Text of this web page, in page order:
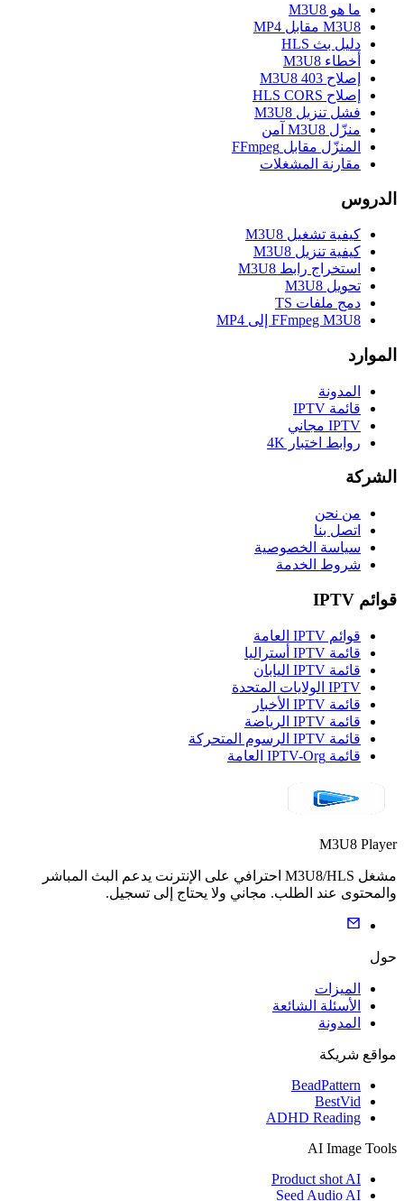
ما هو M3U8
M3U8 مقابل MP4
دليل بث HLS
أخطاء M3U8
إصلاح M3U8 403
إصلاح HLS CORS
فشل تنزيل M3U8
منزّل M3U8 آمن
المنزّل مقابل FFmpeg
مقارنة المشغلات
الدروس
كيفية تشغيل M3U8
كيفية تنزيل M3U8
استخراج رابط M3U8
تحويل M3U8
دمج ملفات TS
FFmpeg M3U8 إلى MP4
الموارد
المدونة
قائمة IPTV
IPTV مجاني
روابط اختبار 4K
الشركة
من نحن
اتصل بنا
سياسة الخصوصية
شروط الخدمة
قوائم IPTV
قوائم IPTV العامة
قائمة IPTV أستراليا
قائمة IPTV اليابان
IPTV الولايات المتحدة
قائمة IPTV الأخبار
قائمة IPTV الرياضة
قائمة IPTV الرسوم المتحركة
قائمة IPTV-Org العامة
M3U8 Player
مشغل M3U8/HLS احترافي على الإنترنت يدعم البث المباشر
والمحتوى عند الطلب. مجاني ولا يحتاج إلى تسجيل.
حول
الميزات
الأسئلة الشائعة
المدونة
مواقع شريكة
BeadPattern
BestVid
ADHD Reading
AI Image Tools
Product shot AI
Seed Audio AI